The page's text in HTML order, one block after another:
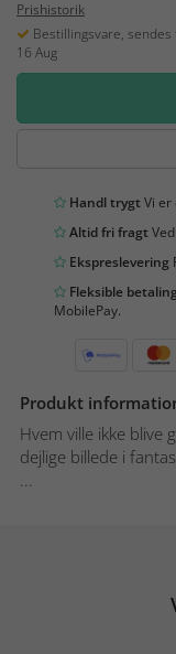
Prishistorik
Bestillingsvare,
16 Aug
Handl trygtVi er
Altid fri fragt
Ekspreslevering
Fleksible
MobilePay.
Produkt
Hvem ville ikke
dejlige billede i